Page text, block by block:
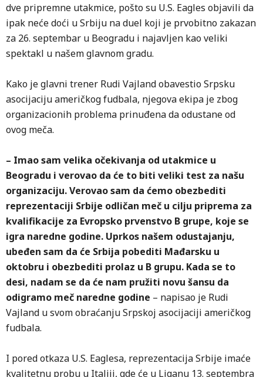
dve pripremne utakmice, pošto su U.S. Eagles objavili da
ipak neće doći u Srbiju na duel koji je prvobitno zakazan
za 26. septembar u Beogradu i najavljen kao veliki
spektakl u našem glavnom gradu.
Kako je glavni trener Rudi Vajland obavestio Srpsku
asocijaciju američkog fudbala, njegova ekipa je zbog
organizacionih problema prinuđena da odustane od
ovog meča.
– Imao sam velika očekivanja od utakmice u
Beogradu i verovao da će to biti veliki test za našu
organizaciju. Verovao sam da ćemo obezbediti
reprezentaciji Srbije odličan meč u cilju priprema za
kvalifikacije za Evropsko prvenstvo B grupe, koje se
igra naredne godine. Uprkos našem odustajanju,
ubeđen sam da će Srbija pobediti Mađarsku u
oktobru i obezbediti prolaz u B grupu. Kada se to
desi, nadam se da će nam pružiti novu šansu da
odigramo meč naredne godine – napisao je Rudi
Vajland u svom obraćanju Srpskoj asocijaciji američkog
fudbala.
I pored otkaza U.S. Eaglesa, reprezentacija Srbije imaće
kvalitetnu probu u Italiji, gde će u Liganu 13. septembra